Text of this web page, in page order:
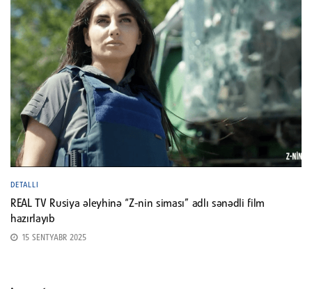
DETALLI
REAL TV Rusiya əleyhinə “Z-nin siması” adlı sənədli film
hazırlayıb
15 SENTYABR 2025